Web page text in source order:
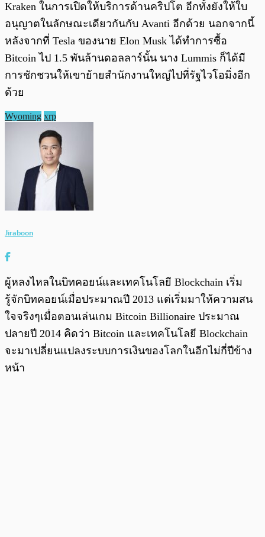
Kraken ในการเปิดให้บริการด้านคริปโต อีกทั้งยังให้ใบ
อนุญาตในลักษณะเดียวกันกับ Avanti อีกด้วย นอกจากนี้
หลังจากที่ Tesla ของนาย Elon Musk ได้ทำการซื้อ
Bitcoin ไป 1.5 พันล้านดอลลาร์นั้น นาง Lummis ก็ได้มี
การชักชวนให้เขาย้ายสำนักงานใหญ่ไปที่รัฐไวโอมิ่งอีก
ด้วย
Wyoming xrp
Jiraboon
ผู้หลงไหลในบิทคอยน์และเทคโนโลยี Blockchain เริ่ม
รู้จักบิทคอยน์เมื่อประมาณปี 2013 แต่เริ่มมาให้ความสน
ใจจริงๆเมื่อตอนเล่นเกม Bitcoin Billionaire ประมาณ
ปลายปี 2014 คิดว่า Bitcoin และเทคโนโลยี Blockchain
จะมาเปลี่ยนแปลงระบบการเงินของโลกในอีกไม่กี่ปีข้าง
หน้า